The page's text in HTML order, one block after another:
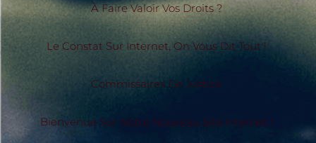
À Faire Valoir Vos Droits ?
Le Constat Sur Internet, On Vous Dit Tout !
Commissaires De Justice
Bienvenue Sur Notre Nouveau Site Internet !